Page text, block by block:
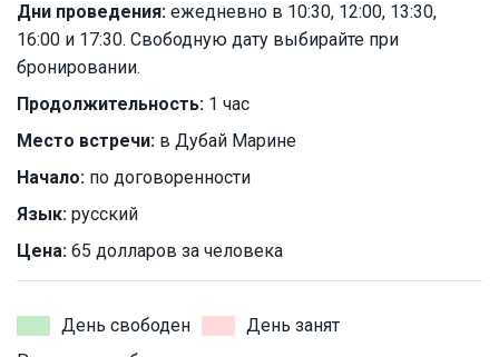
Дни проведения: ежедневно в 10:30, 12:00, 13:30,
16:00 и 17:30. Свободную дату выбирайте при
бронировании.
Продолжительность: 1 час
Место встречи: в Дубай Марине
Начало: по договоренности
Язык: русский
Цена: 65 долларов за человека
День свободен
День занят